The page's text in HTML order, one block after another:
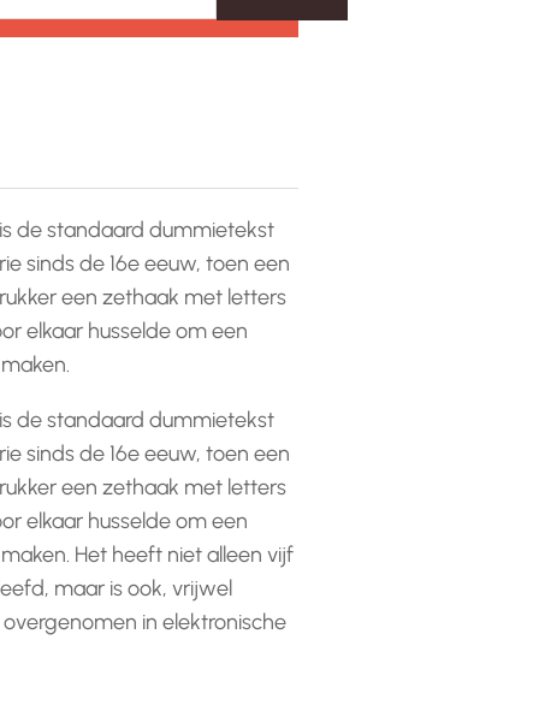
de standaard dummietekst
sinds de 16e eeuw, toen een
een zethaak met letters
elkaar husselde om een
de standaard dummietekst
sinds de 16e eeuw, toen een
een zethaak met letters
elkaar husselde om een
Het heeft niet alleen vijf
maar is ook, vrijwel
in elektronische